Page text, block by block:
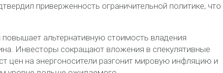
приверженность ограничительной политике, что
альтернативную стоимость владения
Инвесторы сокращают вложения в спекулятивные
цен на энергоносители разгонит мировую инфляцию и